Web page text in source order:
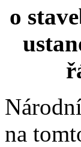
o
na